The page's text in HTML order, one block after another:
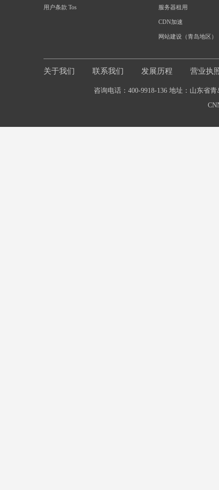
用户条款 Tos 服务器租用
CDN加速
网站建设（青岛地区）
关于我们 联系我们 发展历程 营业执
咨询电话：400-9918-136 地址：山东省